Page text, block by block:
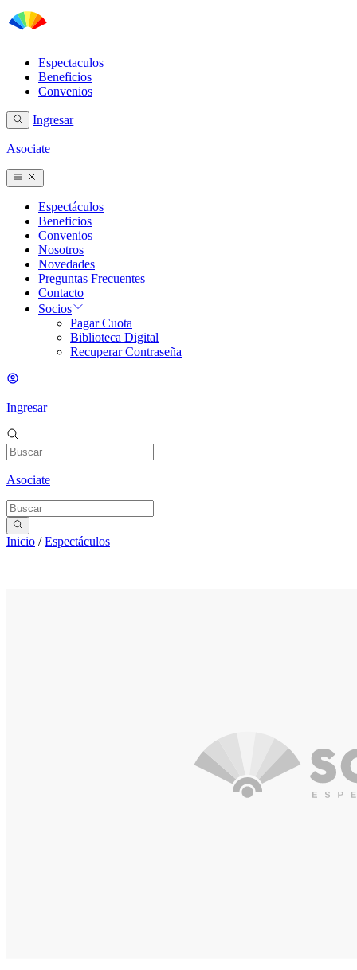
Espectaculos
Beneficios
Convenios
Ingresar
Asociate
Espectáculos
Beneficios
Convenios
Nosotros
Novedades
Preguntas Frecuentes
Contacto
Socios
Pagar Cuota
Biblioteca Digital
Recuperar Contraseña
Ingresar
Asociate
Inicio /Espectáculos